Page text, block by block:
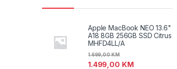
Apple MacBook NEO 13.6"
A18 8GB 256GB SSD Citrus
MHFD4LL/A
1.499,00 KM
1.699,00KM